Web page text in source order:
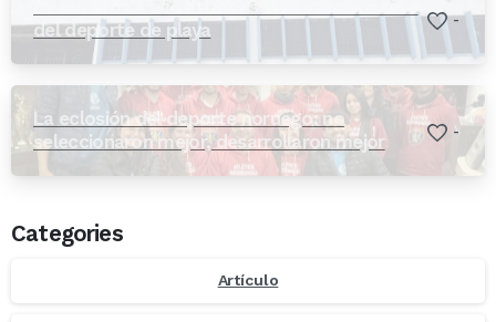
del deporte de playa
-
La eclosión del deporte noruego: no
seleccionaron mejor, desarrollaron mejor
-
Categories
Artículo